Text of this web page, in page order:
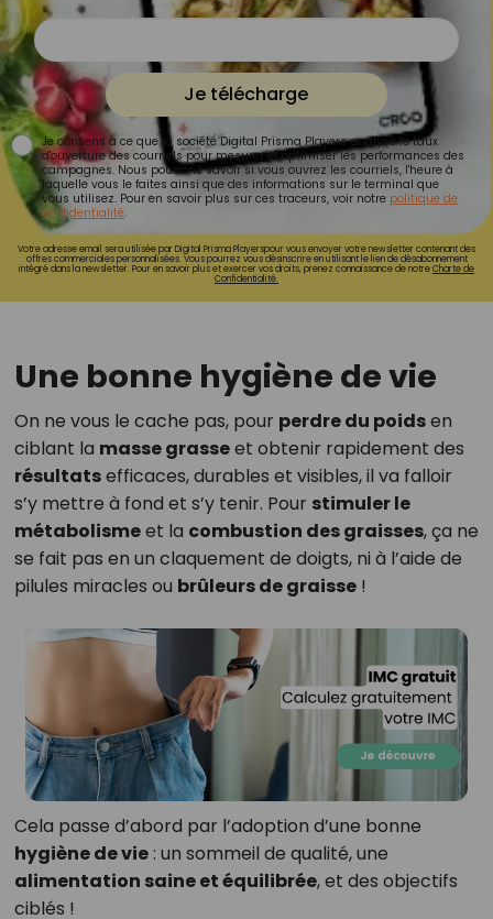
Je télécharge
Je consens à ce que la société Digital Prisma Players analyse le taux
d'ouverture des courriels pour mesurer et optimiser les performances des
campagnes. Nous pourrons savoir si vous ouvrez les courriels, l'heure à
laquelle vous le faites ainsi que des informations sur le terminal que
vous utilisez. Pour en savoir plus sur ces traceurs, voir notre politique de
confidentialité.
Votre adresse email sera utilisée par Digital Prisma Playerspour vous envoyer votre newsletter contenant des
offres commerciales personnalisées. Vous pourrez vous désinscrire en utilisant le lien de désabonnement
intégré dans la newsletter. Pour en savoir plus et exercer vos droits, prenez connaissance de notreCharte de
Confidentialité.
Une bonne hygiène de vie
On ne vous le cache pas, pour perdre du poidsen
ciblant la masse grasseet obtenir rapidement des
résultatsefficaces, durables et visibles, il va falloir
s’y mettre à fond et s’y tenir. Pour stimuler le
métabolismeet la combustion des graisses, ça ne
se fait pas en un claquement de doigts, ni à l’aide de
pilules miracles ou brûleurs de graisse!
Cela passe d’abord par l’adoption d’une bonne
hygiène de vie: un sommeil de qualité, une
alimentation saine et équilibrée, et des objectifs
ciblés !